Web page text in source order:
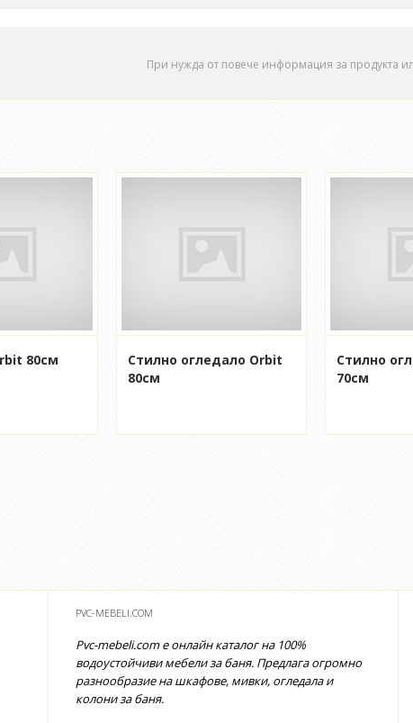
При нужда от повече информация за продукта
80см
Стилно огледало Orbit
80см
Стилно
70см
PVC-MEBELI.COM
Pvc-mebeli.com е онлайн каталог на 100%
водоустойчиви мебели за баня. Предлага огромно
разнообразие на шкафове, мивки, огледала и
колони за баня.